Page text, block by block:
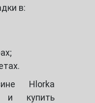
в:
Hlorka
и купить